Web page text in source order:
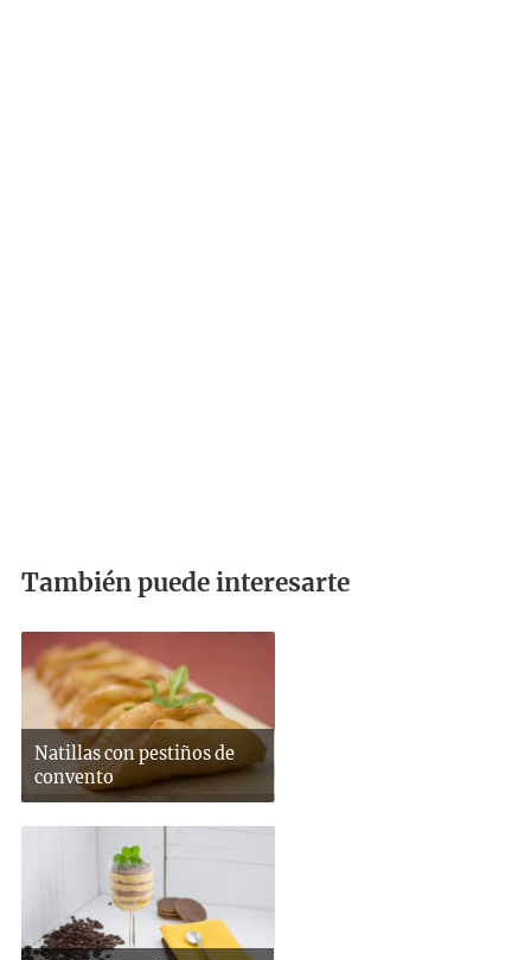
También puede interesarte
Natillas con pestiños de
convento